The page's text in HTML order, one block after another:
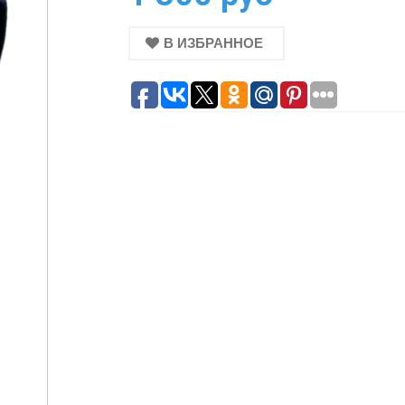
В ИЗБРАННОЕ